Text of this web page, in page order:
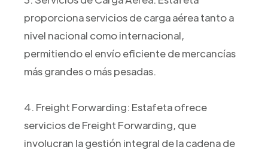
proporciona servicios de carga aérea tanto a
nivel nacional como internacional,
permitiendo el envío eficiente de mercancías
más grandes o más pesadas.
4. Freight Forwarding: Estafeta ofrece
servicios de Freight Forwarding, que
involucran la gestión integral de la cadena de